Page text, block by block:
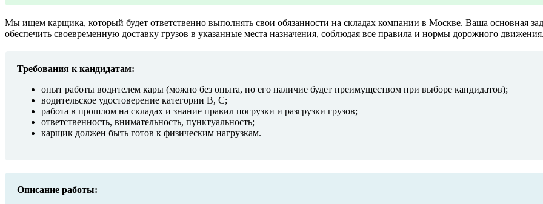
Мы ищем карщика, который будет ответственно выполнять свои обязанности на складах компании в Москве. Ваша основная
обеспечить своевременную доставку грузов в указанные места назначения, соблюдая все правила и нормы дорожного движения.
Требования к кандидатам:
опыт работы водителем кары (можно без опыта, но его наличие будет преимуществом при выборе кандидатов);
водительское удостоверение категории B, C;
работа в прошлом на складах и знание правил погрузки и разгрузки грузов;
ответственность, внимательность, пунктуальность;
карщик должен быть готов к физическим нагрузкам.
Описание работы: